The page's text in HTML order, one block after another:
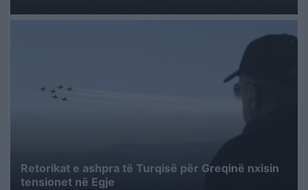
Retorikat e ashpra të Turqisë për Greqinë nxisin
tensionet në Egje